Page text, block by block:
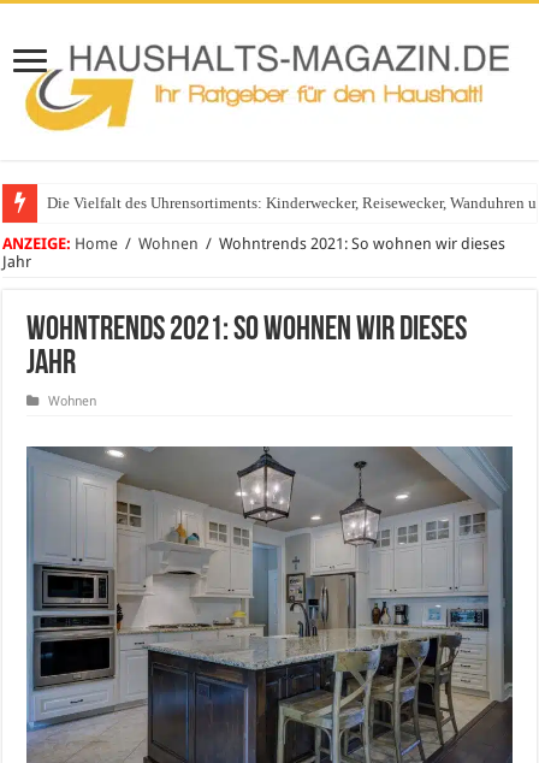
Die Vielfalt des Uhrensortiments: Kinderwecker, Reisewecker, Wanduhren
Glasgeländer in modernen Wohnhäusern
ANZEIGE: Home / Wohnen / Wohntrends 2021: So wohnen wir dieses
Jahr
Wohntrends 2021: So wohnen wir dieses
Jahr
Wohnen